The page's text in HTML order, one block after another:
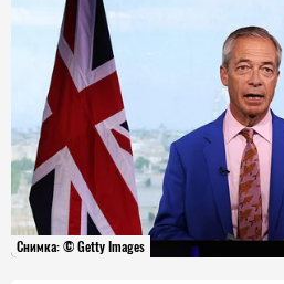
Снимка: © Getty Images